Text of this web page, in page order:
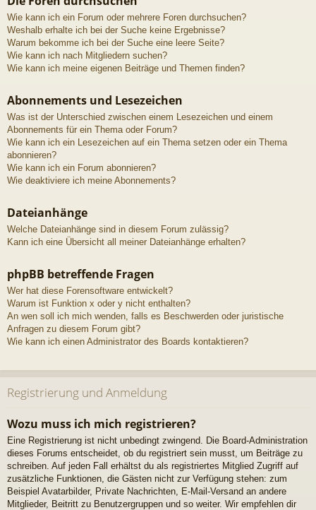
Wie kann ich ein Forum oder mehrere Foren durchsuchen?
Weshalb erhalte ich bei der Suche keine Ergebnisse?
Warum bekomme ich bei der Suche eine leere Seite?
Wie kann ich nach Mitgliedern suchen?
Wie kann ich meine eigenen Beiträge und Themen finden?
Abonnements und Lesezeichen
Was ist der Unterschied zwischen einem Lesezeichen und einem
Abonnements für ein Thema oder Forum?
Wie kann ich ein Lesezeichen auf ein Thema setzen oder ein Thema
abonnieren?
Wie kann ich ein Forum abonnieren?
Wie deaktiviere ich meine Abonnements?
Dateianhänge
Welche Dateianhänge sind in diesem Forum zulässig?
Kann ich eine Übersicht all meiner Dateianhänge erhalten?
phpBB betreffende Fragen
Wer hat diese Forensoftware entwickelt?
Warum ist Funktion x oder y nicht enthalten?
An wen soll ich mich wenden, falls es Beschwerden oder juristische
Anfragen zu diesem Forum gibt?
Wie kann ich einen Administrator des Boards kontaktieren?
Registrierung und Anmeldung
Wozu muss ich mich registrieren?
Eine Registrierung ist nicht unbedingt zwingend. Die Board-Administration
dieses Forums entscheidet, ob du registriert sein musst, um Beiträge zu
schreiben. Auf jeden Fall erhältst du als registriertes Mitglied Zugriff auf
zusätzliche Funktionen, die Gästen nicht zur Verfügung stehen: zum
Beispiel Avatarbilder, Private Nachrichten, E-Mail-Versand an andere
Mitglieder, Beitritt zu Benutzergruppen und so weiter. Wir empfehlen dir